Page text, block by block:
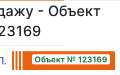
- Объект
Объект № 123169